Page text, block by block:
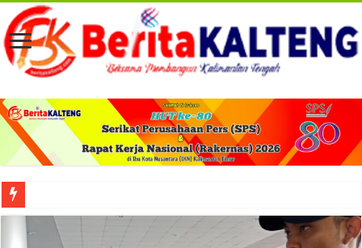
Viral! Selama Dua Bulan Lebih Siltap Serta Tunjangan Pemdes dan BPD di